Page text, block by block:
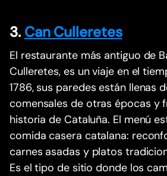
3. Can Culleretes
El restaurante más antiguo de
Culleretes, es un viaje en el
1786, sus paredes están llenas
comensales de otras épocas y
historia de Cataluña. El menú
comida casera catalana:
carnes asadas y platos
Es el tipo de sitio donde los